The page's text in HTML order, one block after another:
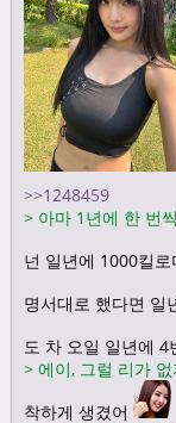
>>1248459
> 아마 1년에 한 번
넌 일년에 1000킬로
명서대로 했다면 일
도 차 오일 일년에
> 에이, 그럴 리가
착하게 생겼어